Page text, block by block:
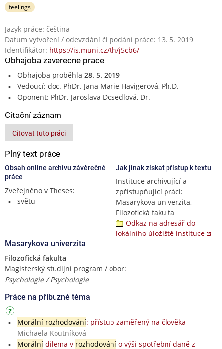
feelings
Jazyk práce: čeština
Datum vytvoření / odevzdání či podání práce: 13. 5. 2019
Identifikátor: https://is.muni.cz/th/j5cb6/
Obhajoba závěrečné práce
Obhajoba proběhla 28. 5. 2019
Vedoucí: doc. PhDr. Jana Marie Havigerová, Ph.D.
Oponent: PhDr. Jaroslava Dosedlová, Dr.
Citační záznam
Citovat tuto práci
Plný text práce
Obsah online archivu závěrečné
práce
Zveřejněno v Theses:
světu
Jak jinak získat přístup k textu
Instituce archivující a
zpřístupňující práci:
Masarykova univerzita,
Filozofická fakulta
Odkaz na adresář do
lokálního úložiště instituce
Masarykova univerzita
Filozofická fakulta
Magisterský studijní program / obor:
Psychologie / Psychologie
Práce na příbuzné téma
Morální rozhodování: přístup zaměřený na člověka
Michaela Koutníková
Morálnídilema v rozhodovánío výši spotřební daně z